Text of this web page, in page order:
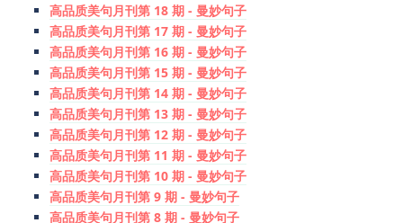
高品质美句月刊第 18 期 - 曼妙句子
高品质美句月刊第 17 期 - 曼妙句子
高品质美句月刊第 16 期 - 曼妙句子
高品质美句月刊第 15 期 - 曼妙句子
高品质美句月刊第 14 期 - 曼妙句子
高品质美句月刊第 13 期 - 曼妙句子
高品质美句月刊第 12 期 - 曼妙句子
高品质美句月刊第 11 期 - 曼妙句子
高品质美句月刊第 10 期 - 曼妙句子
高品质美句月刊第 9 期 - 曼妙句子
高品质美句月刊第 8 期 - 曼妙句子